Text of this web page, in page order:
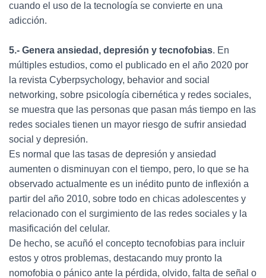
cuando el uso de la tecnología se convierte en una
adicción.
5.- Genera ansiedad, depresión y tecnofobias. En
múltiples estudios, como el publicado en el año 2020 por
la revista Cyberpsychology, behavior and social
networking, sobre psicología cibernética y redes sociales,
se muestra que las personas que pasan más tiempo en las
redes sociales tienen un mayor riesgo de sufrir ansiedad
social y depresión.
Es normal que las tasas de depresión y ansiedad
aumenten o disminuyan con el tiempo, pero, lo que se ha
observado actualmente es un inédito punto de inflexión a
partir del año 2010, sobre todo en chicas adolescentes y
relacionado con el surgimiento de las redes sociales y la
masificación del celular.
De hecho, se acuñó el concepto tecnofobias para incluir
estos y otros problemas, destacando muy pronto la
nomofobia o pánico ante la pérdida, olvido, falta de señal o